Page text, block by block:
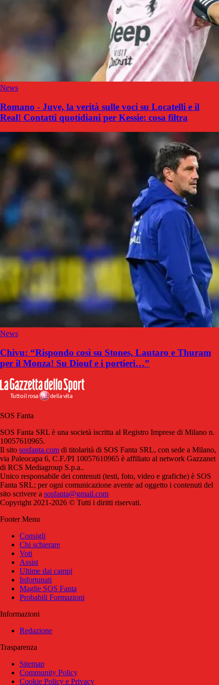
News
Romano - Juve, la verità sulle voci su Locatelli e il
Real! Contatti quotidiani per Kessie: cosa filtra
News
Chivu: “Rispondo così su Stones, Lautaro e Thuram
per il Monza! Su Diouf e i portieri…”
SOS Fanta
SOS Fanta SRL è una società iscritta al Registro Imprese di Milano n.
10057610965.
Il sito sosfanta.com di titolarità di SOS Fanta SRL, con sede a Milano,
via Paleocapa 6, C.F./PI 10057610965 è affiliato al network Gazzanet
di RCS Mediagroup S.p.a..
Unico responsabile dei contenuti (testi, foto, video e grafiche) è SOS
Fanta SRL; per ogni comunicazione avente ad oggetto i contenuti del
sito scrivere a sosfanta@gmail.com
Copyright 2021-2026 © Tutti i diritti riservati.
Footer Menu
Consigli
Chi schierare
Voti
Assist
Ultime dai campi
Infortunati
Maglie SOS Fanta
Probabili Formazioni
Informazioni
Redazione
Trasparenza
Sitemap
Community Policy
Cookie Policy e Privacy